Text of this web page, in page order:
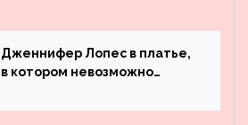
Дженнифер Лопес в платье,
в котором невозможно